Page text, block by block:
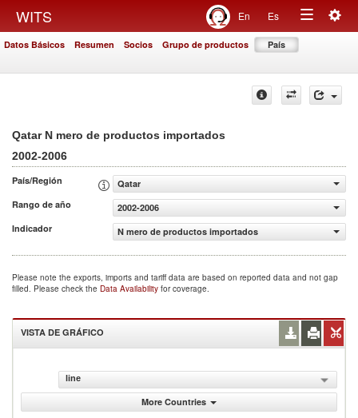
WITS En Es
Toggle
Datos Básicos Resumen Socios Grupo de productos País
Qatar N mero de productos importados
2002-2006
País/Región
Qatar
Rango de año
2002-2006
Indicador
N mero de productos importados
Please note the exports, imports and tariff data are based on reported data and not gap
filled. Please check the Data Availability for coverage.
VISTA DE GRÁFICO
line
More Countries